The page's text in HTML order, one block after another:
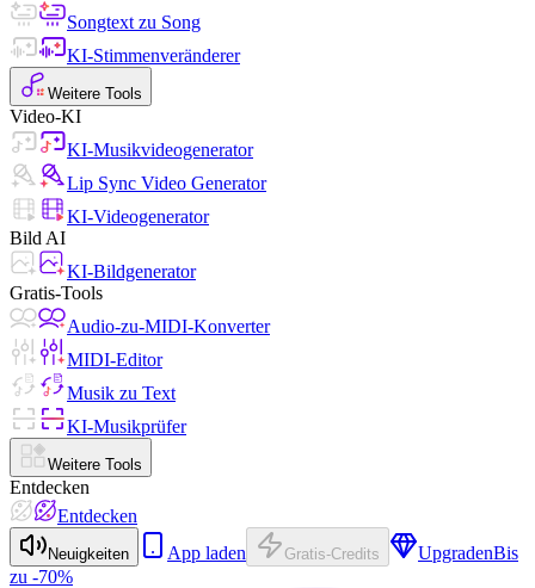
Songtext zu Song
KI-Stimmenveränderer
Weitere Tools
Video-KI
KI-Musikvideogenerator
Lip Sync Video Generator
KI-Videogenerator
Bild AI
KI-Bildgenerator
Gratis-Tools
Audio-zu-MIDI-Konverter
MIDI-Editor
Musik zu Text
KI-Musikprüfer
Weitere Tools
Entdecken
Entdecken
Neuigkeiten App laden Gratis-Credits UpgradenBis
zu -70%